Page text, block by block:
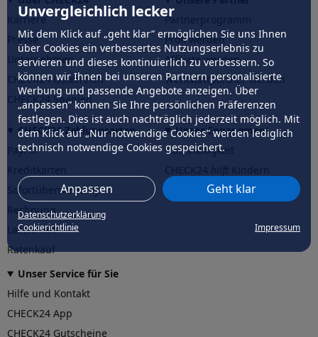
Unvergleichlich lecker
Mit dem Klick auf „geht klar” ermöglichen Sie uns Ihnen
über Cookies ein verbessertes Nutzungserlebnis zu
servieren und dieses kontinuierlich zu verbessern. So
können wir Ihnen bei unseren Partnern personalisierte
Werbung und passende Angebote anzeigen. Über
„anpassen” können Sie Ihre persönlichen Präferenzen
festlegen. Dies ist auch nachträglich jederzeit möglich. Mit
dem Klick auf „Nur notwendige Cookies” werden lediglich
technisch notwendige Cookies gespeichert.
Anpassen Geht klar
Datenschutzerklärung
Cookierichtlinie
Impressum
Karriere
Presse
Unternehmen
CHECK24 Österreich
CHECK24 Spanien
Partnerprogramm
Profi werden
Affiliate werden
Werkstattpartner werden
CHECK24 Zahlungsarten
PayPal
Sofortüberweisung
Rechnung
Lastschrift
Ratenkauf
Unser Engagement
Nachhaltigkeit
CHECK24hilftder Natur
Unser Service für Sie
Hilfe und Kontakt
CHECK24 App
CHECK24 Gutscheine